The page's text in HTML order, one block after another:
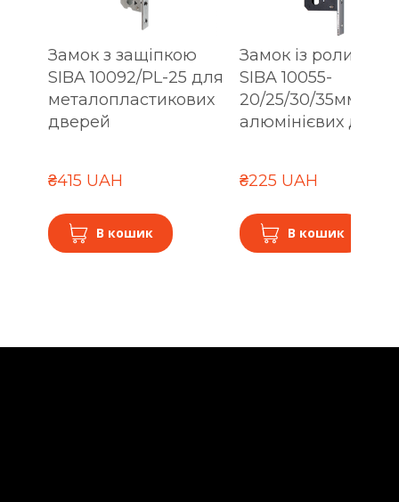
Замок з защіпкою
SIBA 10092/PL-25 для
металопластикових
дверей
₴415 UAH
В кошик
Замок із роликом
SIBA 10055-
20/25/30/35мм для
алюмінієвих
₴225 UAH
В кошик